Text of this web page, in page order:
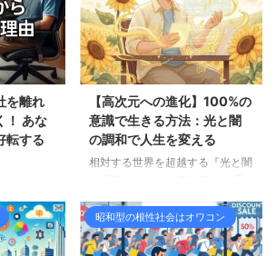
がしんど
なお店や
も一気に
スするた
間にかス
す。 家
、まわ
ません。
本の治安
なってき
思いながら、何も変えられない自
分にまた落ち込む。 でも安心し
てください。 これはあなたのせ
いじゃありません。 ただ「意識
の使い方」を誰にも教わらなかっ
ただけなんです。 SNSや情報が
あふれて気持ちが揺れやすい今の
時代だからこそ、あなたが何を意
識し、何に注目するかが人生を左
たの人生を根本から変える「意識
の使い方4つのポイント」をお伝
...
を離れ
！ あな
転する
サラし
れたあな
います
【高次元への進化】100%の
意識で生きる方法：光と闇
の調和で人生を変える
相対する世界を超越する『光と闇
け入れる意識が人生を変える理由
私たちが生きている三次元の世界
は、光と闇、善と悪といった相対
する要素で成り立っています。
昭和型の根性社会はオワコン